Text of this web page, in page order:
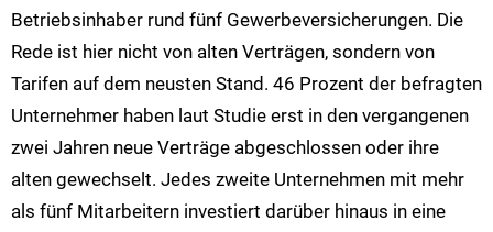
Betriebsinhaber rund fünf Gewerbeversicherungen. Die
Rede ist hier nicht von alten Verträgen, sondern von
Tarifen auf dem neusten Stand. 46 Prozent der befragten
Unternehmer haben laut Studie erst in den vergangenen
zwei Jahren neue Verträge abgeschlossen oder ihre
alten gewechselt. Jedes zweite Unternehmen mit mehr
als fünf Mitarbeitern investiert darüber hinaus in eine